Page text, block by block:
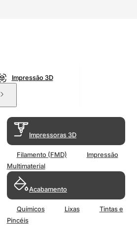
Impressão 3D
Impressoras 3D
Filamento (FMD)
Impressão
Multimaterial
Acabamento
Químicos Lixas
Tintas e
Pincéis